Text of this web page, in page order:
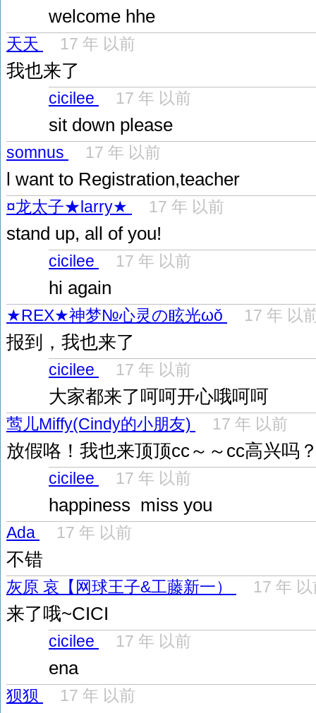
welcome hhe
天天 17 年 以前
我也来了
cicilee 17 年 以前
sit down please
somnus 17 年 以前
l want to Registration,teacher
¤龙太子★larry★ 17 年 以前
stand up, all of you!
cicilee 17 年 以前
hi again
★REX★神梦№心灵の眩光ωǒ 17 年 以
报到，我也来了
cicilee 17 年 以前
大家都来了呵呵开心哦呵呵
莺儿Miffy(Cindy的小朋友) 17 年 以前
放假咯！我也来顶顶cc～～cc高兴吗
cicilee 17 年 以前
happiness miss you
Ada 17 年 以前
不错
灰原 哀【网球王子&工藤新一） 17 年
来了哦~CICI
cicilee 17 年 以前
ena
狈狈 17 年 以前